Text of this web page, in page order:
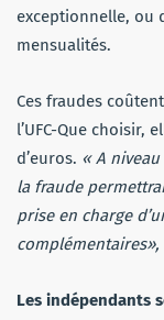
exceptionnelle, ou
mensualités.
Ces fraudes
l’UFC-Que choisir,
d’euros. « A
la fraude
prise en charge
complémentaires»,
Les indépendants